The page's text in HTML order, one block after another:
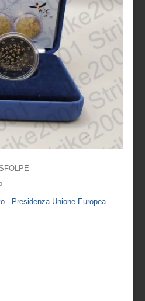
- Presidenza Unione Europea